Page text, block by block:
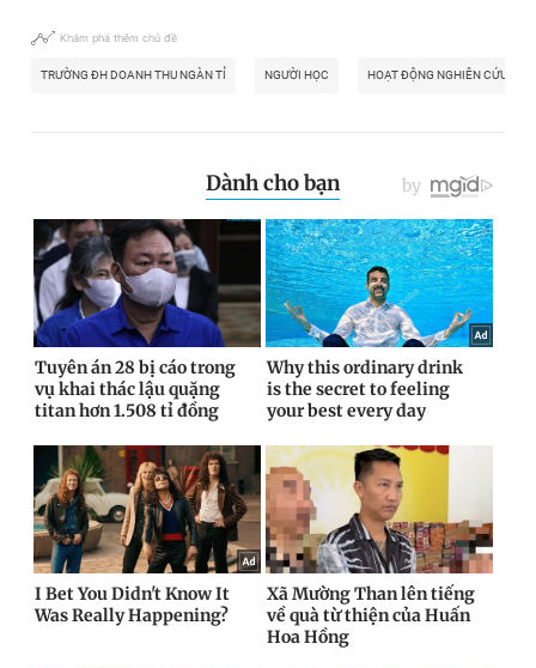
Khám phá thêm chủ đề
TRƯỜNG ĐH DOANH THU NGÀN TỈ NGƯỜI HỌC HOẠT ĐỘNG NGHIÊN CỨU